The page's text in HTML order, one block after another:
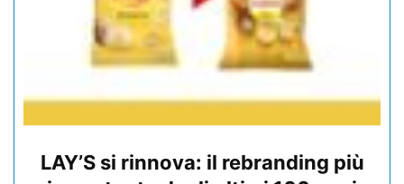
LAY’S si rinnova: il rebranding più